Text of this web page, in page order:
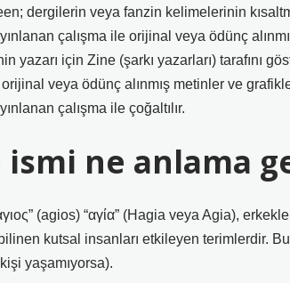
dergilerin veya fanzin kelimelerinin
çalışma ile orijinal veya ödünç
yazarı için Zine (şarkı yazarları) tarafını
orijinal veya ödünç alınmış metinler ve
çalışma ile çoğaltılır.
ismi ne anlama
(agios) “αγία” (Hagia veya Agia),
kutsal insanları etkileyen terimlerdir.
yaşamıyorsa).